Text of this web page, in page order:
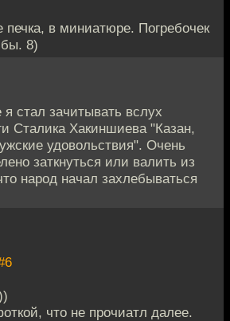
печка, в миниатюре. Погребочек
8)
я стал зачитывать вслух
Сталика Хакиншиева "Казан,
удовольствия". Очень
заткнуться или валить из
народ начал захлебываться
что не прочиатл далее.